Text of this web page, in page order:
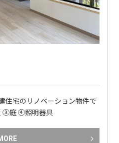
住宅のリノベーション物件で
③庭 ④照明器具